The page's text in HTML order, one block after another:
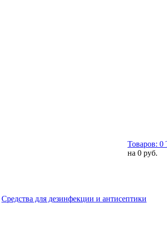
Товаров: 0
на 0 руб.
Средства для дезинфекции и антисептики